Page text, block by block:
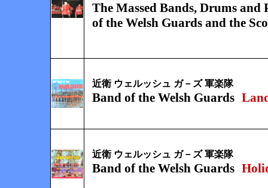
The Massed Bands, Drums and
of the Welsh Guards and the
近衛 ウェルッシュ ガ－ズ 軍楽隊
Band of the Welsh Guards
近衛 ウェルッシュ ガ－ズ 軍楽隊
Band of the Welsh Guards